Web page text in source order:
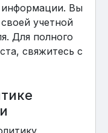
информации. Вы
учетной
Для полного
свяжитесь с